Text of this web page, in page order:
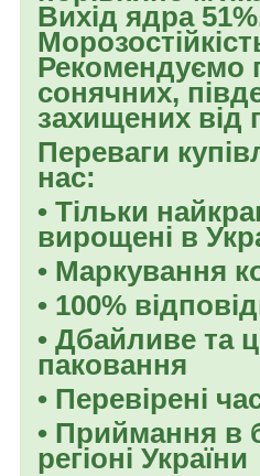
Вихід ядра
Рекомендуємо
сонячних,
захищених від
Переваги
нас:
• Тільки
вирощені в
• Маркування
• 100%
• Дбайливе та
паковання
• Перевірені
• Приймання в
регіоні України